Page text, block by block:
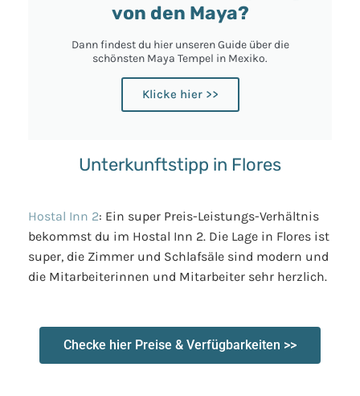
von den Maya?
Dann findest du hier unseren Guide über die
schönsten Maya Tempel in Mexiko.
Klicke hier >>
Unterkunftstipp in Flores
Hostal Inn 2: Ein super Preis-Leistungs-Verhältnis
bekommst du im Hostal Inn 2. Die Lage in Flores ist
super, die Zimmer und Schlafsäle sind modern und
die Mitarbeiterinnen und Mitarbeiter sehr herzlich.
Checke hier Preise & Verfügbarkeiten >>